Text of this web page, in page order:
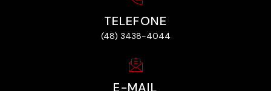
TELEFONE
(48) 3438-4044
E-MAIL